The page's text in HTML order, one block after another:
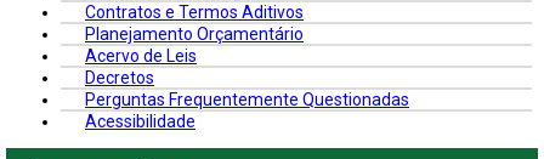
Contratos e Termos Aditivos
Planejamento Orçamentário
Acervo de Leis
Decretos
Perguntas Frequentemente Questionadas
Acessibilidade